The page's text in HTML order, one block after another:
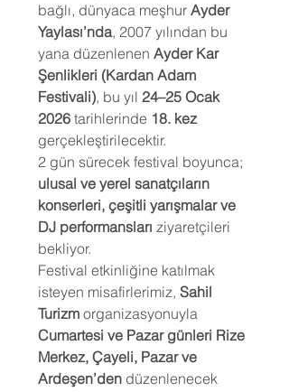
bağlı, dünyaca meşhur Ayder
Yaylası’nda, 2007 yılından bu
yana düzenlenen Ayder Kar
Şenlikleri (Kardan Adam
Festivali), bu yıl 24–25 Ocak
2026 tarihlerinde 18. kez
gerçekleştirilecektir.
2 gün sürecek festival boyunca;
ulusal ve yerel sanatçıların
konserleri, çeşitli yarışmalar ve
DJ performansları ziyaretçileri
bekliyor.
Festival etkinliğine katılmak
isteyen misafirlerimiz, Sahil
Turizm organizasyonuyla
Cumartesi ve Pazar günleri Rize
Merkez, Çayeli, Pazar ve
Ardeşen’den düzenlenecek